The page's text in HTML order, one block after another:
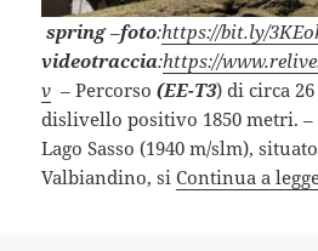
spring –foto:https://bit.ly/
videotraccia:https://
v –Percorso(EE-T3) di circa
dislivello positivo 1850 metri. –
Lago Sasso (1940 m/slm),
Valbiandino, siContinua a